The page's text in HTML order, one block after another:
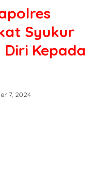
Syukur
Kepada
7, 2024